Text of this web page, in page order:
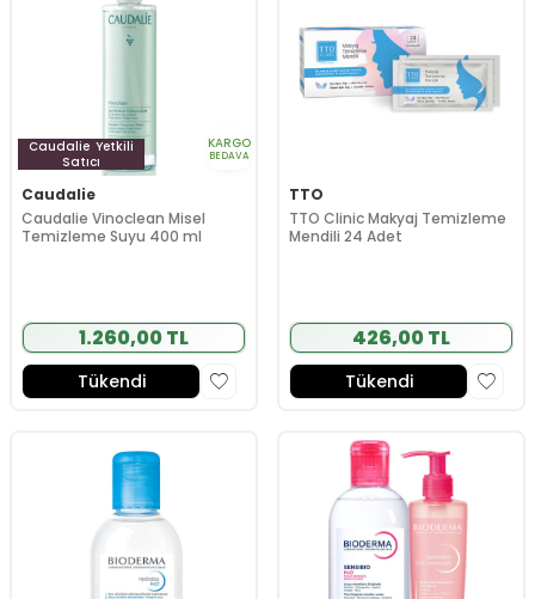
Caudalie Yetkili
Satıcı
KARGO
BEDAVA
Caudalie
Caudalie Vinoclean Misel
Temizleme Suyu 400 ml
1.260,00 TL
Tükendi
TTO
TTO Clinic Makyaj Temizleme
Mendili 24 Adet
426,00 TL
Tükendi